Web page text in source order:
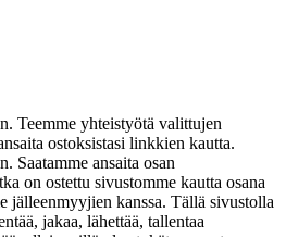
Teemme yhteistyötä valittujen
ostoksistasi linkkien kautta.
Saatamme ansaita osan
on ostettu sivustomme kautta osana
jälleenmyyjien kanssa. Tällä sivustolla
jakaa, lähettää, tallentaa